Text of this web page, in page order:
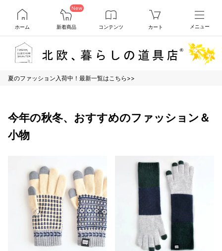
ホーム
New
新着商品 コンテンツ カート メニュー
夏のファッション入荷中！最新一覧はこちら>>
今年の秋冬、おすすめのファッション＆
小物